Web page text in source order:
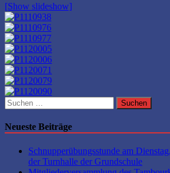
[Show slideshow]
Suchen
nach:
Neueste Beiträge
Schnupperübungsstunde am
der Turnhalle der Grundschule